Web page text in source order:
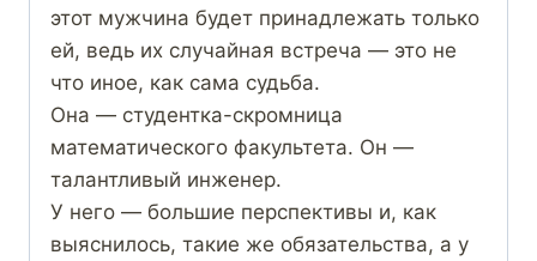
этот мужчина будет принадлежать только
ей, ведь их случайная встреча — это не
что иное, как сама судьба.
Она — студентка-скромница
математического факультета. Он —
талантливый инженер.
У него — большие перспективы и, как
выяснилось, такие же обязательства, а у